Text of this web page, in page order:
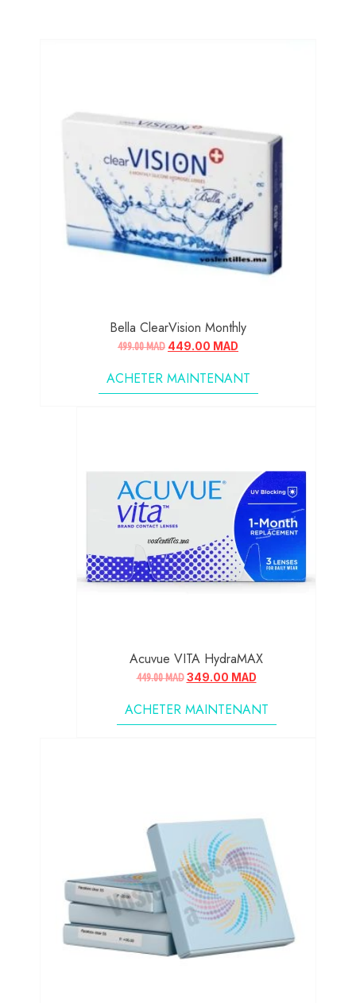
Bella ClearVision Monthly
499.00MAD 449.00 MAD
ACHETER MAINTENANT
Acuvue VITA HydraMAX
449.00MAD 349.00 MAD
ACHETER MAINTENANT